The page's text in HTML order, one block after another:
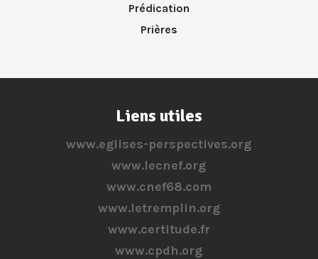
Prédication
Prières
Liens utiles
www.eglises-perspectives.org
www.lecnef.org
www.cnef68.com
www.letremplin.org
www.certitude.fr
www.cpdh.org